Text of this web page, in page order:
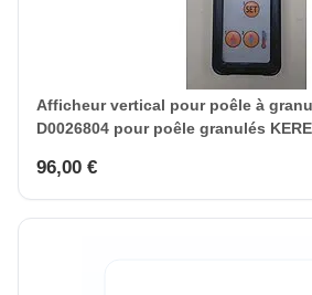
Afficheur vertical pour poêle à
D0026804 pour poêle granulés
96,00 €